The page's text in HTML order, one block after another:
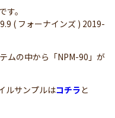
。
( フォーナインズ ) 2019-
ムの中から「NPM-90」が
ルサンプルはコチラと